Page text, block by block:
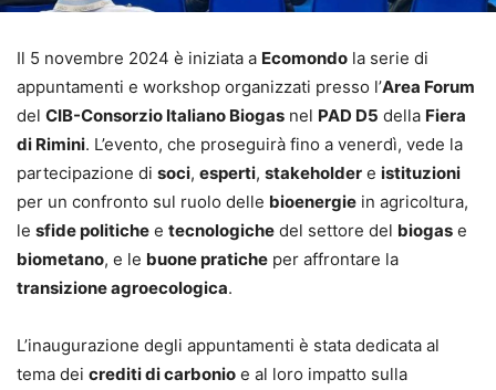
Il 5 novembre 2024 è iniziata a Ecomondo la serie di
appuntamenti e workshop organizzati presso l’Area Forum
del CIB-Consorzio Italiano Biogas nel PAD D5 della Fiera
di Rimini. L’evento, che proseguirà fino a venerdì, vede la
partecipazione di soci, esperti, stakeholder e istituzioni
per un confronto sul ruolo delle bioenergie in agricoltura,
le sfide politiche e tecnologiche del settore del biogas e
biometano, e le buone pratiche per affrontare la
transizione agroecologica.
L’inaugurazione degli appuntamenti è stata dedicata al
tema dei crediti di carbonio e al loro impatto sulla